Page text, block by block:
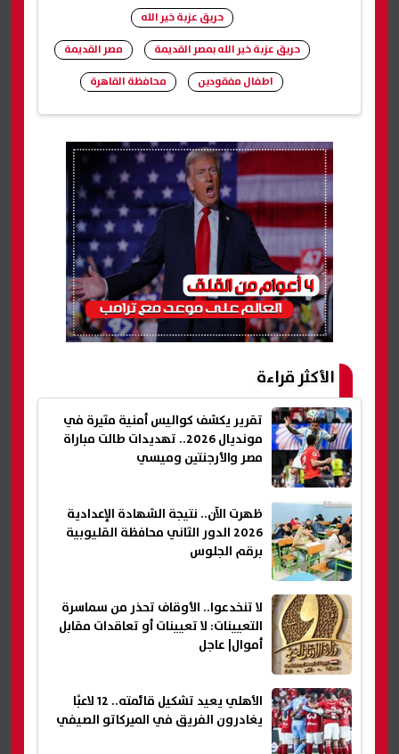
شارك
حريق عزبة خير الله
حريق عزبة خير الله بمصر القديمة
مصر القديمة
اطفال مفقودين
محافظة القاهرة
الأكثر قراءة
تقرير يكشف كواليس أمنية مثيرة في
مونديال 2026.. تهديدات طالت مباراة
مصر والأرجنتين وميسي
ظهرت الآن.. نتيجة الشهادة الإعدادية
2026 الدور الثاني محافظة القليوبية
برقم الجلوس
لا تنخدعوا.. الأوقاف تحذر من سماسرة
التعيينات: لا تعيينات أو تعاقدات مقابل
أموال| عاجل
الأهلي يعيد تشكيل قائمته.. 12 لاعبًا
يغادرون الفريق في الميركاتو الصيفي